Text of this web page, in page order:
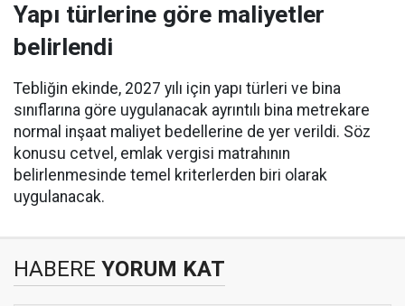
Yapı türlerine göre maliyetler
belirlendi
Tebliğin ekinde, 2027 yılı için yapı türleri ve bina
sınıflarına göre uygulanacak ayrıntılı bina metrekare
normal inşaat maliyet bedellerine de yer verildi. Söz
konusu cetvel, emlak vergisi matrahının
belirlenmesinde temel kriterlerden biri olarak
uygulanacak.
HABERE YORUM KAT